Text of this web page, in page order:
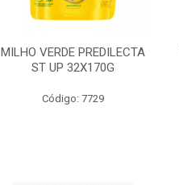
MILHO VERDE PREDILECTA
ST UP 32X170G
Código: 7729